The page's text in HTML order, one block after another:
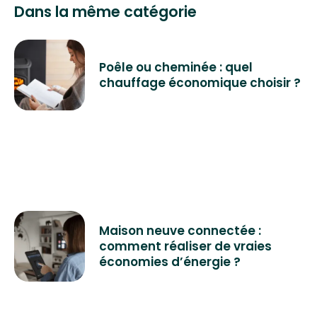
Dans la même catégorie
Poêle ou cheminée : quel
chauffage économique choisir ?
Maison neuve connectée :
comment réaliser de vraies
économies d’énergie ?